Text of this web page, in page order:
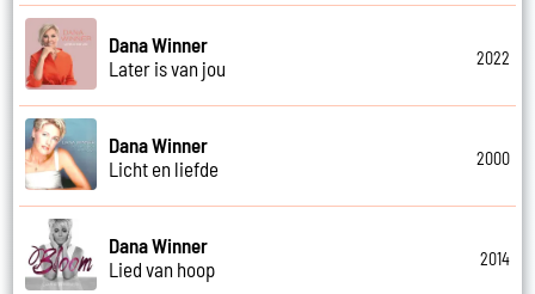
Dana Winner
Later is van jou
2022
Dana Winner
Licht en liefde
2000
Dana Winner
Lied van hoop
2014